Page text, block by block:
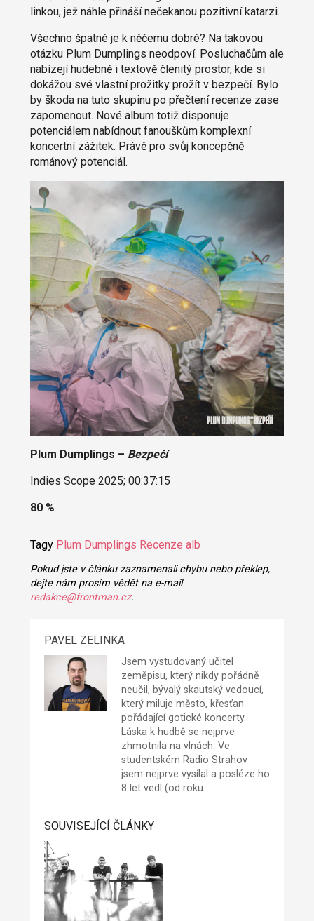
linkou, jež náhle přináší nečekanou pozitivní katarzi.
Všechno špatné je k něčemu dobré? Na takovou
otázku Plum Dumplings neodpoví. Posluchačům ale
nabízejí hudebně i textově členitý prostor, kde si
dokážou své vlastní prožitky prožít v bezpečí. Bylo
by škoda na tuto skupinu po přečtení recenze zase
zapomenout. Nové album totiž disponuje
potenciálem nabídnout fanouškům komplexní
koncertní zážitek. Právě pro svůj koncepčně
románový potenciál.
Plum Dumplings – Bezpečí
Indies Scope 2025; 00:37:15
80 %
Tagy Plum Dumplings Recenze alb
Pokud jste v článku zaznamenali chybu nebo překlep,
dejte nám prosím vědět na e-mail
redakce@frontman.cz.
PAVEL ZELINKA
Jsem vystudovaný učitel
zeměpisu, který nikdy pořádně
neučil, bývalý skautský vedoucí,
který miluje město, křesťan
pořádající gotické koncerty.
Láska k hudbě se nejprve
zhmotnila na vlnách. Ve
studentském Radio Strahov
jsem nejprve vysílal a posléze ho
8 let vedl (od roku…
SOUVISEJÍCÍ ČLÁNKY